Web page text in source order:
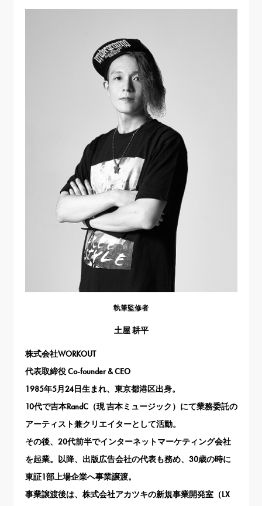
執筆監修者
土屋 耕平
株式会社WORKOUT
代表取締役 Co-founder & CEO
1985年5月24日生まれ、東京都港区出身。
10代で吉本RandC（現 吉本ミュージック）にて業務委託の
アーティスト兼クリエイターとして活動。
その後、20代前半でインターネットマーケティング会社
を起業。以降、出版広告会社の代表も務め、30歳の時に
東証1部上場企業へ事業譲渡。
事業譲渡後は、株式会社アカツキの新規事業開発室（LX